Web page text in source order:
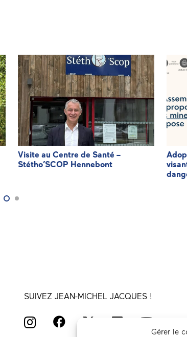
Gérer le
Visite au Centre de Santé –
Stétho’SCOP Hennebont
SUIVEZ JEAN-MICHEL JACQUES !